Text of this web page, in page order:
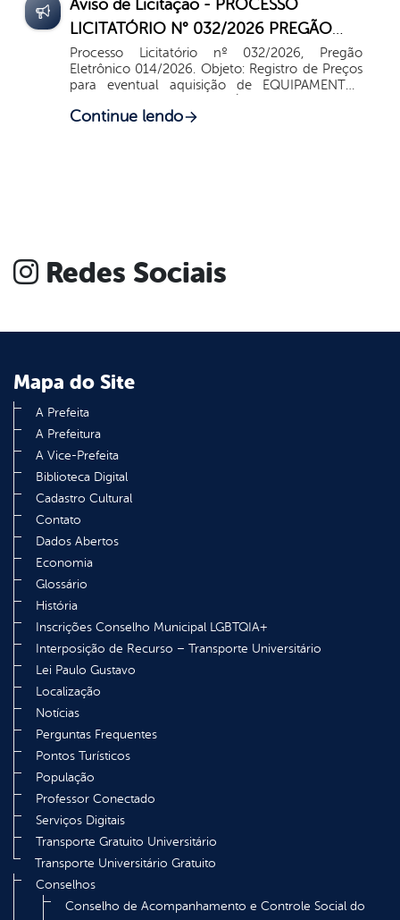
Aviso de Licitação - PROCESSO
LICITATÓRIO N° 032/2026 PREGÃO
ELETRÔNICO Nº 014/2026 SISTEMA DE
REGISTRO DE PREÇOS (SRP)
Processo Licitatório nº 032/2026, Pregão
Eletrônico 014/2026. Objeto: Registro de Preços
para eventual aquisição de EQUIPAMENTOS
COZINHA destinados à implantação da 2ª
Continue lendo
Redes Sociais
Mapa do Site
A Prefeita
A Prefeitura
A Vice-Prefeita
Biblioteca Digital
Cadastro Cultural
Contato
Dados Abertos
Economia
Glossário
História
Inscrições Conselho Municipal LGBTQIA+
Interposição de Recurso – Transporte Universitário
Lei Paulo Gustavo
Localização
Notícias
Perguntas Frequentes
Pontos Turísticos
População
Professor Conectado
Serviços Digitais
Transporte Gratuito Universitário
Transporte Universitário Gratuito
Conselhos
Conselho de Acompanhamento e Controle Social do